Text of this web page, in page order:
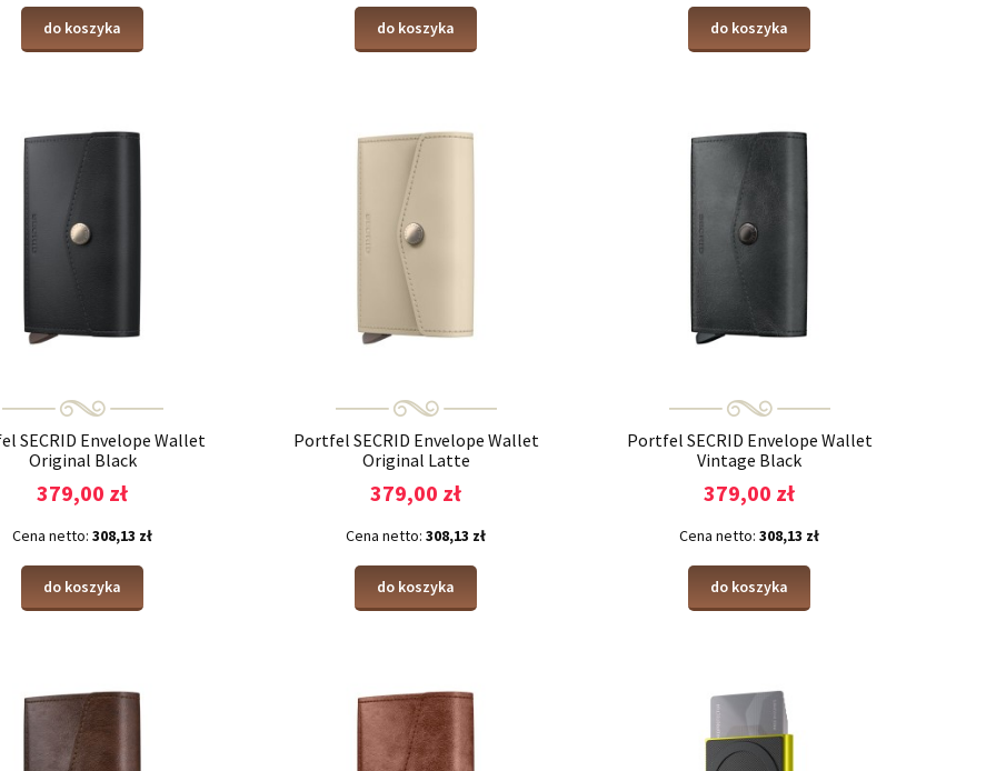
do koszyka do koszyka do koszyka
SECRID Envelope Wallet
Original Black
379,00 zł
Cena netto: 308,13 zł
do koszyka
Portfel SECRID Envelope Wallet
Original Latte
379,00 zł
Cena netto: 308,13 zł
do koszyka
Portfel SECRID Envelope Wallet
Vintage Black
379,00 zł
Cena netto: 308,13 zł
do koszyka